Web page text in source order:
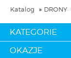
Katalog DRONY
KATEGORIE
OKAZJE